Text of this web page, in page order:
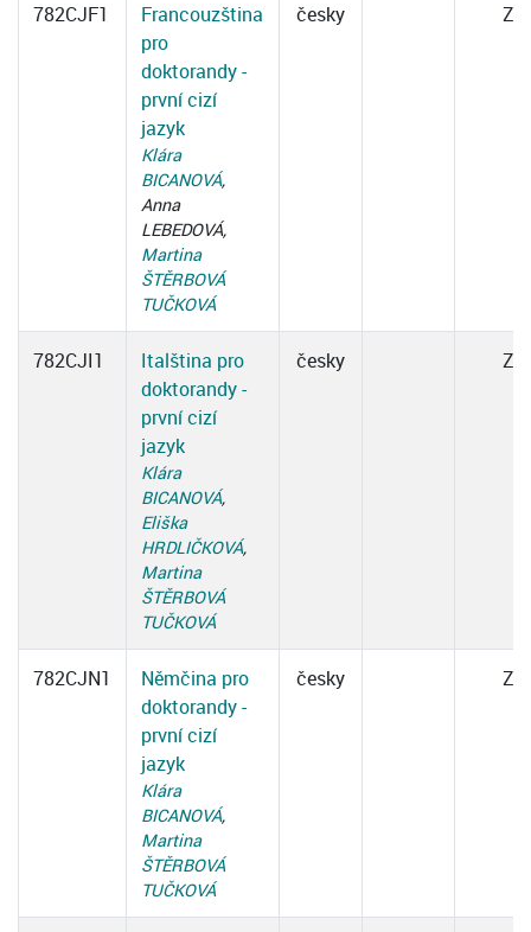
782CJF1
Francouzština
pro
doktorandy -
první cizí
jazyk
Klára
BICANOVÁ,
Anna
LEBEDOVÁ,
Martina
ŠTĚRBOVÁ
TUČKOVÁ
česky ZK
782CJI1
Italština pro
doktorandy -
první cizí
jazyk
Klára
BICANOVÁ,
Eliška
HRDLIČKOVÁ,
Martina
ŠTĚRBOVÁ
TUČKOVÁ
česky ZK
782CJN1
Němčina pro
doktorandy -
první cizí
jazyk
Klára
BICANOVÁ,
Martina
ŠTĚRBOVÁ
TUČKOVÁ
česky ZK